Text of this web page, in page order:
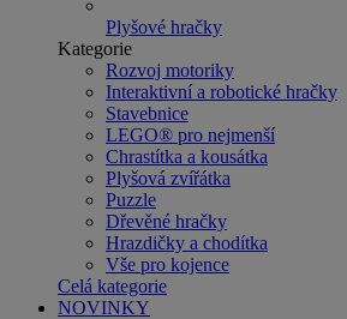
Plyšové hračky
Kategorie
Rozvoj motoriky
Interaktivní a robotické hračky
Stavebnice
LEGO® pro nejmenší
Chrastítka a kousátka
Plyšová zvířátka
Puzzle
Dřevěné hračky
Hrazdičky a chodítka
Vše pro kojence
Celá kategorie
NOVINKY